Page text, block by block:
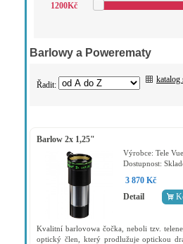
1200Kč
Barlowy a Powerematy
Řadit:
katalog
Barlow 2x 1,25"
Výrobce: Tele Vue
Dostupnost:
3 870 Kč
Detail
Kvalitní barlovowa čočka, neboli tzv.
optický člen, který prodlužuje optickou